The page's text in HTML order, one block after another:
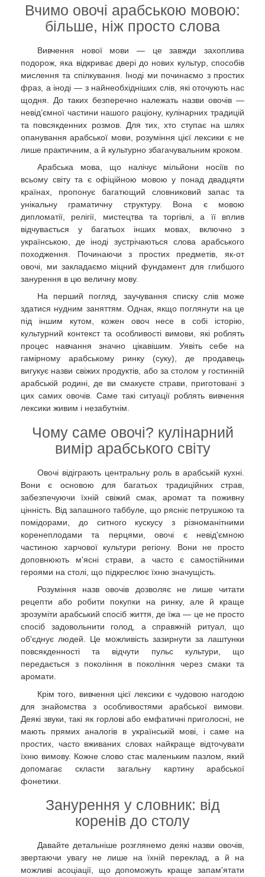
Вчимо овочі арабською мовою:
більше, ніж просто слова
Вивчення нової мови — це завжди захоплива
подорож, яка відкриває двері до нових культур, способів
мислення та спілкування. Іноді ми починаємо з простих
фраз, а іноді — з найнеобхідніших слів, які оточують нас
щодня. До таких безперечно належать назви овочів —
невід’ємної частини нашого раціону, кулінарних традицій
та повсякденних розмов. Для тих, хто ступає на шлях
опанування арабської мови, розуміння цієї лексики є не
лише практичним, а й культурно збагачувальним кроком.
Арабська мова, що налічує мільйони носіїв по
всьому світу та є офіційною мовою у понад двадцяти
країнах, пропонує багатющий словниковий запас та
унікальну граматичну структуру. Вона є мовою
дипломатії, релігії, мистецтва та торгівлі, а її вплив
відчувається у багатьох інших мовах, включно з
українською, де іноді зустрічаються слова арабського
походження. Починаючи з простих предметів, як-от
овочі, ми закладаємо міцний фундамент для глибшого
занурення в цю величну мову.
На перший погляд, заучування списку слів може
здатися нудним заняттям. Однак, якщо поглянути на це
під іншим кутом, кожен овоч несе в собі історію,
культурний контекст та особливості вимови, які роблять
процес навчання значно цікавішим. Уявіть себе на
гамірному арабському ринку (суку), де продавець
вигукує назви свіжих продуктів, або за столом у гостинній
арабській родині, де ви смакуєте страви, приготовані з
цих самих овочів. Саме такі ситуації роблять вивчення
лексики живим і незабутнім.
Чому саме овочі? кулінарний
вимір арабського світу
Овочі відіграють центральну роль в арабській кухні.
Вони є основою для багатьох традиційних страв,
забезпечуючи їхній свіжий смак, аромат та поживну
цінність. Від запашного таббуле, що рясніє петрушкою та
помідорами, до ситного кускусу з різноманітними
коренеплодами та перцями, овочі є невід'ємною
частиною харчової культури регіону. Вони не просто
доповнюють м'ясні страви, а часто є самостійними
героями на столі, що підкреслює їхню значущість.
Розуміння назв овочів дозволяє не лише читати
рецепти або робити покупки на ринку, але й краще
зрозуміти арабський спосіб життя, де їжа — це не просто
спосіб задовольнити голод, а справжній ритуал, що
об'єднує людей. Це можливість зазирнути за лаштунки
повсякденності та відчути пульс культури, що
передається з покоління в покоління через смаки та
аромати.
Крім того, вивчення цієї лексики є чудовою нагодою
для знайомства з особливостями арабської вимови.
Деякі звуки, такі як горлові або емфатичні приголосні, не
мають прямих аналогів в українській мові, і саме на
простих, часто вживаних словах найкраще відточувати
їхню вимову. Кожне слово стає маленьким пазлом, який
допомагає скласти загальну картину арабської
фонетики.
Занурення у словник: від
коренів до столу
Давайте детальніше розглянемо деякі назви овочів,
звертаючи увагу не лише на їхній переклад, а й на
можливі асоціації, що допоможуть краще запам'ятати